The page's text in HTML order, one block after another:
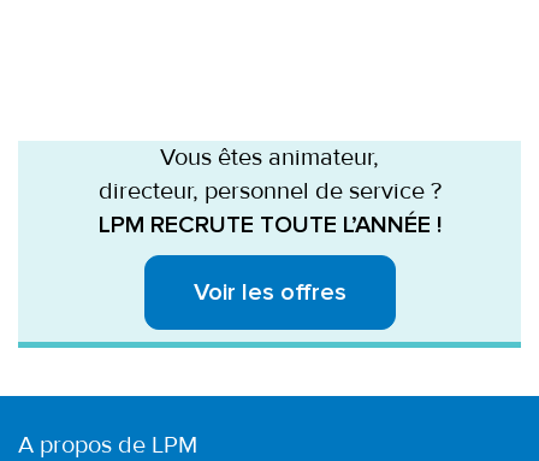
Vous êtes animateur,
directeur, personnel de service ?
LPM RECRUTE TOUTE L’ANNÉE !
Voir les offres
A propos de LPM